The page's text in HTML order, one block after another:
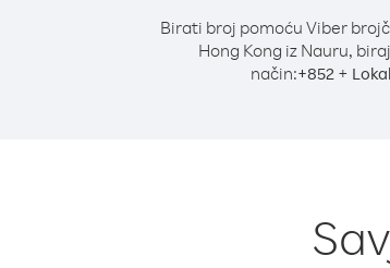
Birati broj pomoću Viber
Hong Kong iz Nauru,
način:+852 +